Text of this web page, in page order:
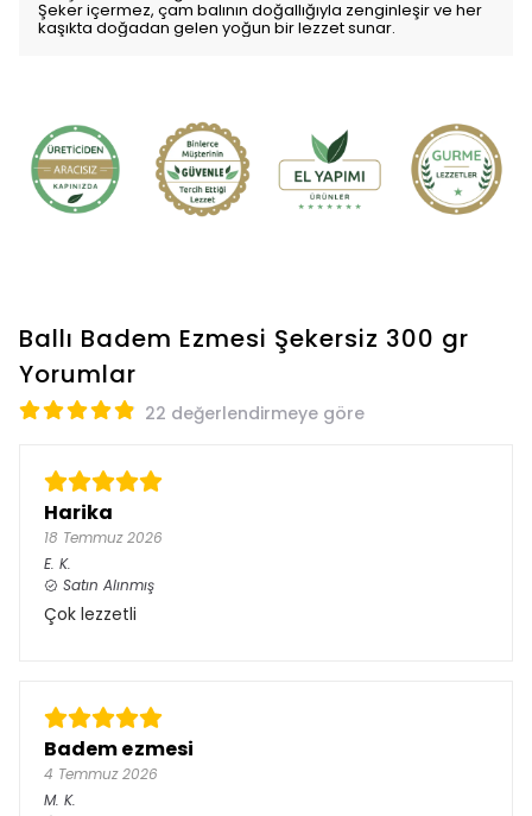
Şeker içermez, çam balının doğallığıyla zenginleşir ve her
kaşıkta doğadan gelen yoğun bir lezzet sunar.
Ballı Badem Ezmesi Şekersiz 300 gr
Yorumlar
22 değerlendirmeye göre
Harika
18 Temmuz 2026
E. K.
Satın Alınmış
Çok lezzetli
Badem ezmesi
4 Temmuz 2026
M. K.